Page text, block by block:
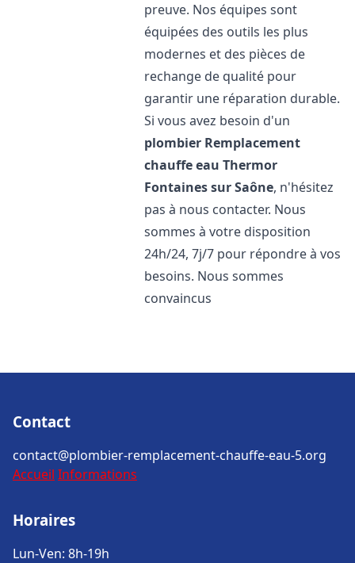
preuve. Nos équipes sont
équipées des outils les plus
modernes et des pièces de
rechange de qualité pour
garantir une réparation durable.
Si vous avez besoin d'un
plombier Remplacement
chauffe eau Thermor
Fontaines sur Saône, n'hésitez
pas à nous contacter. Nous
sommes à votre disposition
24h/24, 7j/7 pour répondre à vos
besoins. Nous sommes
convaincus
Contact
contact@plombier-remplacement-chauffe-eau-5.org
Accueil Informations
Horaires
Lun-Ven: 8h-19h